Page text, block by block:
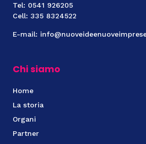
Tel: 0541 926205
Cell: 335 8324522
E-mail:
Chi siamo
Home
La storia
Organi
Partner